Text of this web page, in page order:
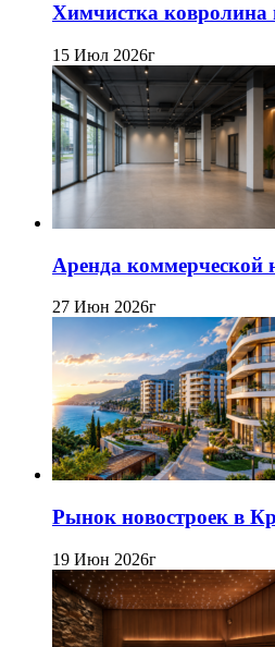
Химчистка ковролина
15 Июл 2026г
Аренда коммерческой
27 Июн 2026г
Рынок новостроек в
19 Июн 2026г